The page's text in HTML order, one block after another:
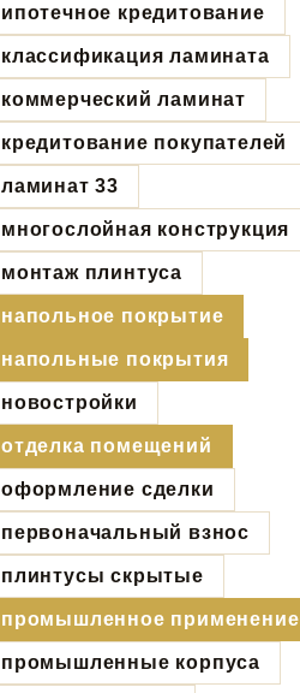
ипотечное кредитование
классификация ламината
коммерческий ламинат
кредитование покупателей
ламинат 33
многослойная конструкция
монтаж плинтуса
напольное покрытие
напольные покрытия
новостройки
отделка помещений
оформление сделки
первоначальный взнос
плинтусы скрытые
промышленное применение
промышленные корпуса